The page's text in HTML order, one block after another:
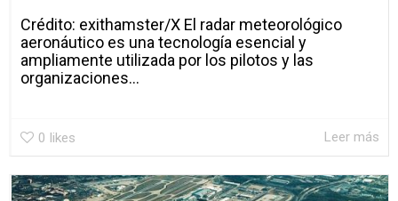
Crédito: exithamster/X El radar meteorológico
aeronáutico es una tecnología esencial y
ampliamente utilizada por los pilotos y las
organizaciones...
0 likes Leer más